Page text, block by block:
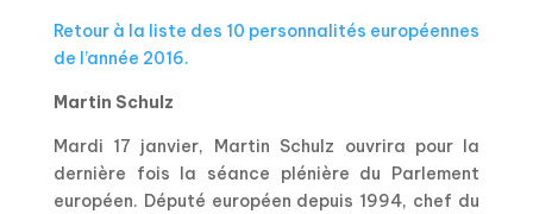
Retour à la liste des 10 personnalités européennes
de l’année 2016.
Martin Schulz
Mardi 17 janvier, Martin Schulz ouvrira pour la
dernière fois la séance plénière du Parlement
européen. Député européen depuis 1994, chef du